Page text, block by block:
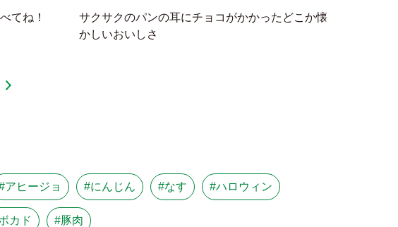
てね！
サクサクのパンの耳にチョコがかかったどこか懐
かしいおいしさ
アヒージョ #にんじん #なす #ハロウィン
カド #豚肉